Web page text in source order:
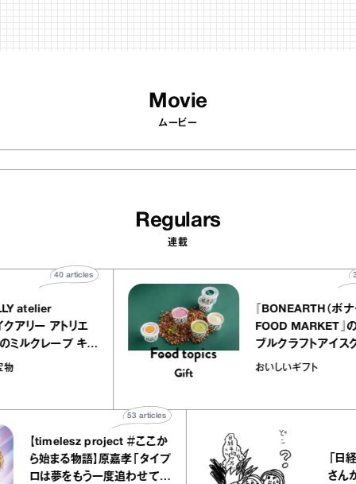
Movie
ムービー
Regulars
連載
atelier
（イクアリー アトリエ
レ）』のミルクレープ キャ
ルバニーユほか｜chico
子な宝物
40 articles
『
FOOD
ブルクラフト
｜真野知子の
おいしいギフト
timelesz project ＃ここか
始まる物語】原嘉孝「タイプ
は夢をもう一度追わせてく
articles
「日経平均
さんが解説